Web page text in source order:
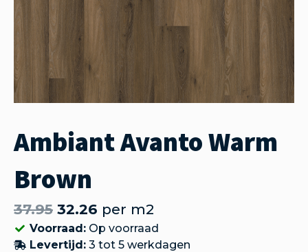
Ambiant Avanto Warm
Brown
37.95 32.26 per m2
Voorraad:Op voorraad
Levertijd:3 tot 5 werkdagen